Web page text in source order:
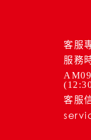
客服
服務
客服